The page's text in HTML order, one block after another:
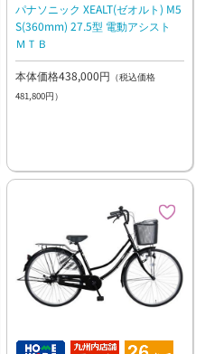
パナソニック XEALT(ゼオルト) M5
S(360mm) 27.5型 電動アシスト
ＭＴＢ
本体価格438,000円 （税込価格
481,800円）